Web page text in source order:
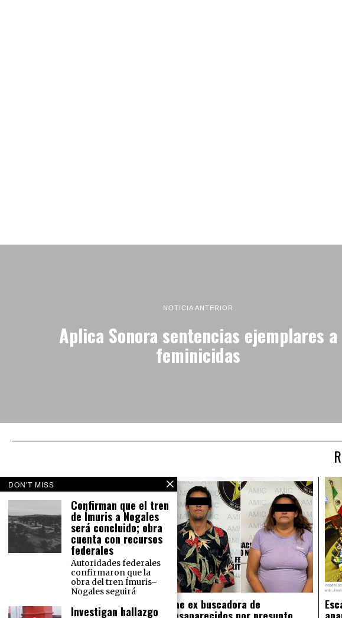
NOTICIA ANTERIOR
Aplica Sonora sentencias ejemplares a
feminicidas
Monzón mexicano viene ‘bravo’:
Causará lluvias en todo México
El Servicio Meteorológico Nacional
prevé para este martes 16 de
agosto lluvias intensas en el norte
del país y lluvias muy fuertes en la
Cae ex buscadora de
desaparecidos por presunto
DON'T MISS
Confirman que el tren
de Ímuris a Nogales
será concluido; obra
cuenta con recursos
federales
Autoridades federales
confirmaron que la
obra del tren Ímuris–
Nogales seguirá
Investigan hallazgo